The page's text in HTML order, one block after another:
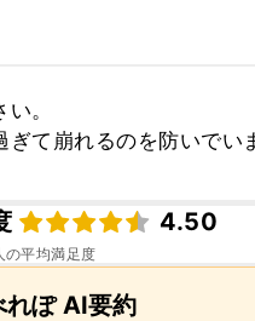
。
て崩れるのを防いでい
4.50
の平均満足度
れぽ AI要約